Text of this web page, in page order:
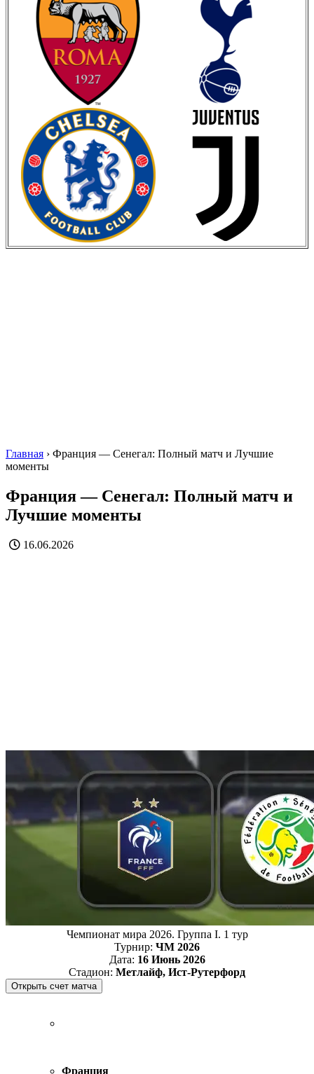
Главная › Франция — Сенегал: Полный матч и Лучшие
моменты
Франция — Сенегал: Полный матч и
Лучшие моменты
16.06.2026
Чемпионат мира 2026. Группа I. 1 тур
Турнир: ЧМ 2026
Дата: 16 Июнь 2026
Стадион: Метлайф, Ист-Рутерфорд
Франция